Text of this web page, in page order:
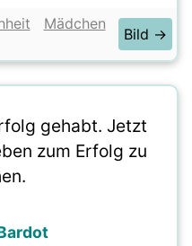
Mädchen
Bild →
gehabt. Jetzt
zum Erfolg zu